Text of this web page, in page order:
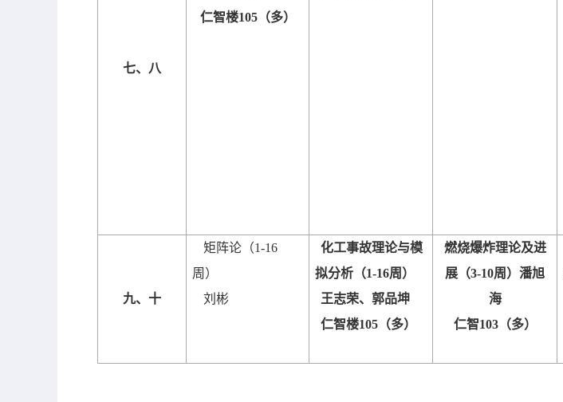
七、八
仁智楼105（多）
九、十
矩阵论（1-16
周）
刘彬
化工事故理论与模
拟分析（1-16周）
王志荣、郭品坤
仁智楼105 （多）
燃烧爆炸理论及进
展（3-10周）潘旭
海
仁智103（多）